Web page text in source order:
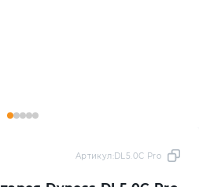
Артикул:DL5.0C Pro